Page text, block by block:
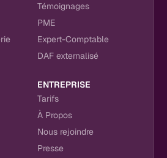
Témoignages
PME
Expert-Comptable
DAF externalisé
ENTREPRISE
Tarifs
À Propos
Nous rejoindre
Presse